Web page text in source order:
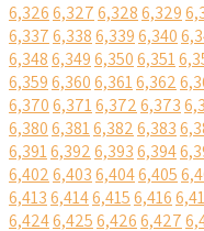
6,3266,3276,3286,329
6,3376,3386,3396,340
6,3486,3496,3506,351
6,3596,3606,3616,362
6,3706,3716,3726,373
6,3806,3816,3826,383
6,3916,3926,3936,394
6,4026,4036,4046,405
6,4136,4146,4156,416
6,4246,4256,4266,427